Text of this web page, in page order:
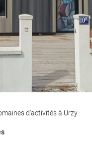
d'activités à Urzy :